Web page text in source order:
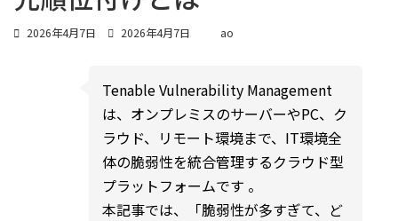
2026年4月7日
最
日
:
2026年4月7日 ao
Tenable Vulnerability Management
は、オンプレミスのサーバーやPC、ク
ラウド、リモート環境まで、IT環境全
体の脆弱性を統合管理するクラウド型
プラットフォームです 。
本記事では、「脆弱性が多すぎて、ど